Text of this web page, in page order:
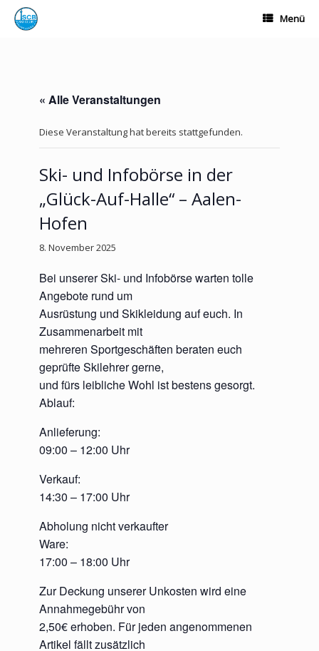
Inhalt
springen
Menü
« Alle Veranstaltungen
Diese Veranstaltung hat bereits stattgefunden.
Ski- und Infobörse in der
„Glück-Auf-Halle“ – Aalen-
Hofen
8. November 2025
Bei unserer Ski- und Infobörse warten tolle
Angebote rund um
Ausrüstung und Skikleidung auf euch. In
Zusammenarbeit mit
mehreren Sportgeschäften beraten euch
geprüfte Skilehrer gerne,
und fürs leibliche Wohl ist bestens gesorgt.
Ablauf:
Anlieferung:
09:00 – 12:00 Uhr
Verkauf:
14:30 – 17:00 Uhr
Abholung nicht verkaufter
Ware:
17:00 – 18:00 Uhr
Zur Deckung unserer Unkosten wird eine
Annahmegebühr von
2,50€ erhoben. Für jeden angenommenen
Artikel fällt zusätzlich